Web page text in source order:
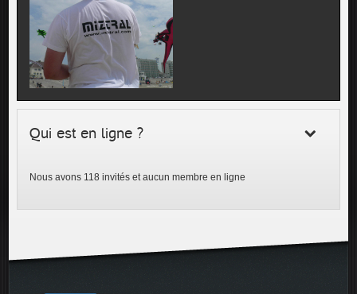
Qui est en ligne ?
Nous avons 118 invités et aucun membre en ligne